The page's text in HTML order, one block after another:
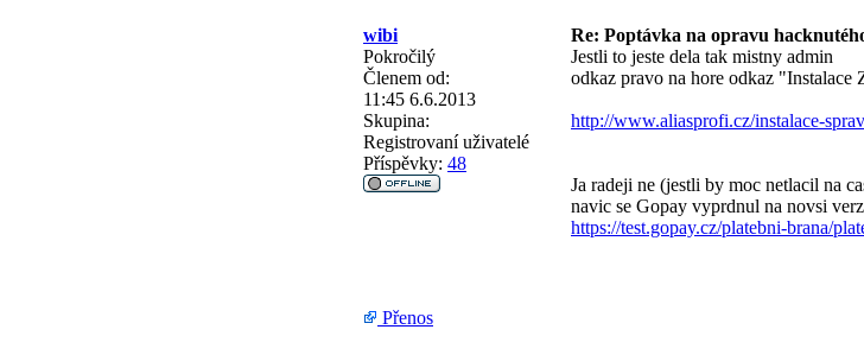
wibi Re: Poptávka na opravu
Pokročilý
Členem od:
11:45 6.6.2013
Skupina:
Registrovaní uživatelé
Příspěvky: 48
Jestli to jeste dela tak mistny admin
odkaz pravo na hore odkaz "Instalace
http://www.aliasprofi.cz/instalace-
Ja radeji ne (jestli by moc netlacil na
navic se Gopay vyprdnul na novsi
https://test.gopay.cz/platebni-brana/
Přenos